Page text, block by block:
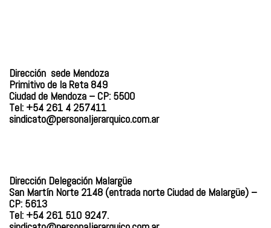
Dirección sede Mendoza
Primitivo de la Reta 849
Ciudad de Mendoza – CP: 5500
Tel: +54 261 4 257411
sindicato@personaljerarquico.com.ar
Dirección Delegación Malargüe
San Martín Norte 2148 (entrada norte Ciudad de Malargüe) –
CP: 5613
Tel: +54 261 510 9247.